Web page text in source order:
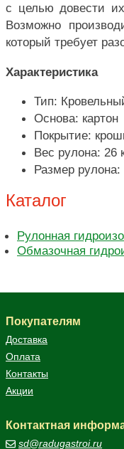
с целью довести
Возможно
который требует
Характеристика
Тип:
Основа: картон
Покрытие:
Вес рулона: 26
Размер рулона:
Каталог
Рулонная
Обмазочная
Покупателям
Доставка
Оплата
Контакты
Акции
Контактная
sd@radugastroi.ru